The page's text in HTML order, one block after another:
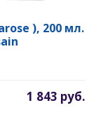
), 200 мл.
1 843 руб.